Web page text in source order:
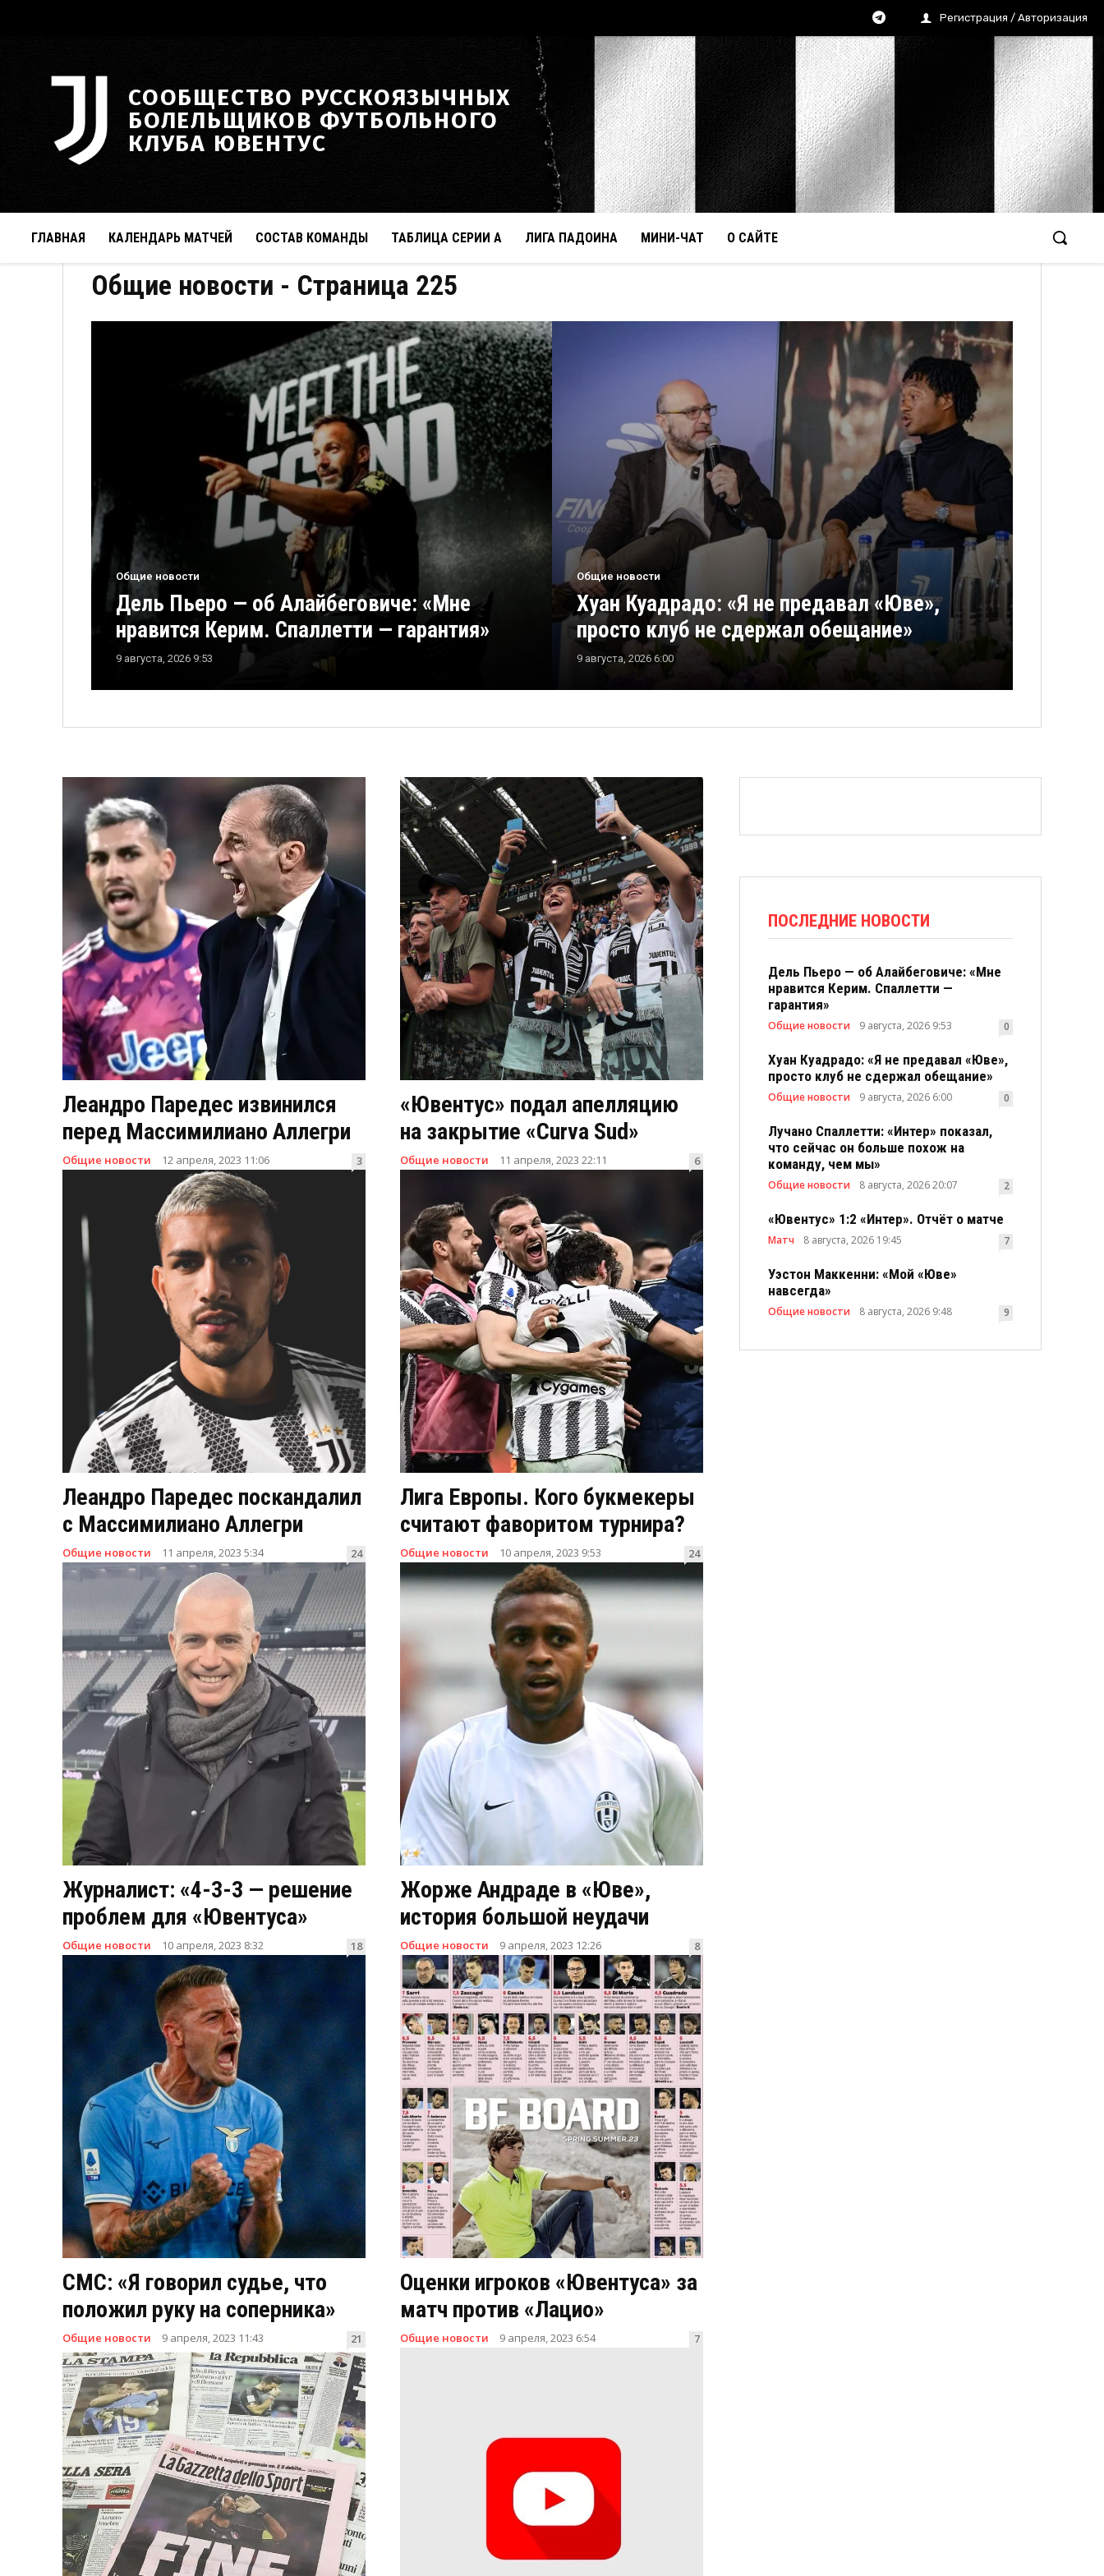
Регистрация / Авторизация
СООБЩЕСТВО РУССКОЯЗЫЧНЫХ
БОЛЕЛЬЩИКОВ ФУТБОЛЬНОГО
КЛУБА ЮВЕНТУС
ГЛАВНАЯ КАЛЕНДАРЬ МАТЧЕЙ СОСТАВ КОМАНДЫ ТАБЛИЦА СЕРИИ А ЛИГА ПАДОИНА МИНИ-ЧАТ О САЙТЕ
Общие новости - Страница 225
Общие новости
Дель Пьеро — об Алайбеговиче: «Мне
нравится Керим. Спаллетти — гарантия»
9 августа, 2026 9:53
Общие новости
Хуан Куадрадо: «Я не предавал «Юве»,
просто клуб не сдержал обещание»
9 августа, 2026 6:00
Леандро Паредес извинился
перед Массимилиано Аллегри
Общие новости 12 апреля, 2023 11:06 3
«Ювентус» подал апелляцию
на закрытие «Curva Sud»
Общие новости 11 апреля, 2023 22:11 6
Леандро Паредес поскандалил
с Массимилиано Аллегри
Общие новости 11 апреля, 2023 5:34 24
Лига Европы. Кого букмекеры
считают фаворитом турнира?
Общие новости 10 апреля, 2023 9:53 24
Журналист: «4-3-3 — решение
проблем для «Ювентуса»
Общие новости 10 апреля, 2023 8:32 18
Жорже Андраде в «Юве»,
история большой неудачи
Общие новости 9 апреля, 2023 12:26 8
СМС: «Я говорил судье, что
положил руку на соперника»
Общие новости 9 апреля, 2023 11:43 21
Оценки игроков «Ювентуса» за
матч против «Лацио»
Общие новости 9 апреля, 2023 6:54 7
ПОСЛЕДНИЕ НОВОСТИ
Дель Пьеро — об Алайбеговиче: «Мне
нравится Керим. Спаллетти —
гарантия»
Общие новости 9 августа, 2026 9:53 0
Хуан Куадрадо: «Я не предавал «Юве»,
просто клуб не сдержал обещание»
Общие новости 9 августа, 2026 6:00 0
Лучано Спаллетти: «Интер» показал,
что сейчас он больше похож на
команду, чем мы»
Общие новости 8 августа, 2026 20:07 2
«Ювентус» 1:2 «Интер». Отчёт о матче
Матч 8 августа, 2026 19:45 7
Уэстон Маккенни: «Мой «Юве»
навсегда»
Общие новости 8 августа, 2026 9:48 9